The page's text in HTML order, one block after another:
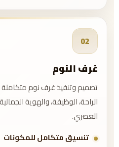
02
غرف النوم
تصميم وتنفيذ غرف نوم متكاملة
الراحة، الوظيفة، والهوية
العصري.
تنسيق متكامل للمكونات